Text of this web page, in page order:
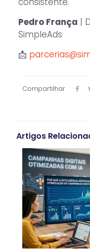
Pedro França |
SimpleAds
📩
Compartilhar
Artigos